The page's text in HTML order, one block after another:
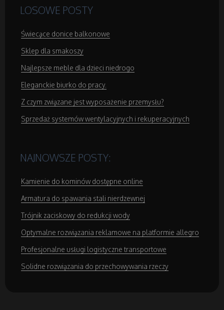
Salony Kosmetyczne
Sprzęt Medyczny
Oprogramowanie
Strony Internetowe
Kontakt
LOSOWE POSTY
Świecące donice balkonowe
Sklep dla smakoszy
Najlepsze meble dla dzieci niedrogo
Eleganckie biurko do pracy.
Z czym związane jest wyposażenie przemysłu?
Sprzedaż systemów wentylacyjnych i rekuperacyjnych
NAJNOWSZE POSTY:
Kamienie do kominów dostępne online
Armatura do spawania stali nierdzewnej
Trójnik zaciskowy do redukcji wody
Optymalne rozwiązania reklamowe na platformie allegro
Profesjonalne usługi logistyczne transportowe
Solidne rozwiązania do przechowywania rzeczy